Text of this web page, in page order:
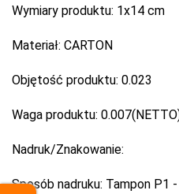
Wymiary produktu: 1x14 cm
Materiał: CARTON
Objętość produktu: 0.023
Waga produktu:
Nadruk/Znakowanie:
Sposób nadruku: Tampon P1